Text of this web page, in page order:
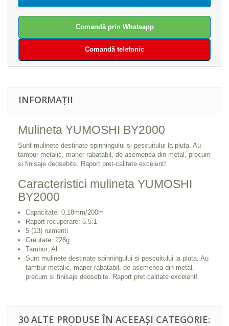
Comandă prin Whatsapp
Comandă telefonic
INFORMAȚII
Mulineta YUMOSHI BY2000
Sunt mulinete destinate spinningului si pescuitului la pluta. Au
tambur metalic, maner rabatabil, de asemenea din metal, precum
si finisaje deosebite. Raport pret-calitate excelent!
Caracteristici mulineta YUMOSHI
BY2000
Capacitate: 0,18mm/200m
Raport recuperare: 5.5:1
5 (13) rulmenti
Greutate: 228g
Tambur: Al.
Sunt mulinete destinate spinningului si pescuitului la pluta. Au
tambur metalic, maner rabatabil, de asemenea din metal,
precum si finisaje deosebite. Raport pret-calitate excelent!
30 ALTE PRODUSE ÎN ACEEAȘI CATEGORIE: